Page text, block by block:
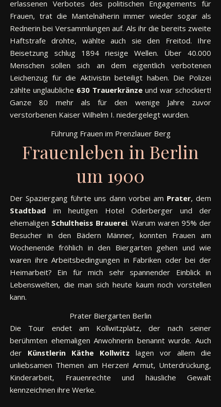
erlassenen Verbotes des politischen Engagements für
Frauen, trat die Mantelnäherin immer wieder sogar als
Rednerin bei Versammlungen auf. Als ihr die bereits zweite
Haftstrafe drohte, wählte auch sie den Freitod. Ihre
Beisetzung schlug 1894 riesige Wellen. Über 40.000
Menschen sollen sich an dem eigentlich verbotenen
Leichenzug für die Aktivistin beteiligt haben. Die Polizei
zählte unglaubliche 630 Trauerkränze und war schockiert!
Ganze 80 mehr als für den wenige Jahre zuvor
verstorbenen Kaiser Wilhelm I. niedergelegt wurden.
Führung Frauen im Prenzlauer Berg
Frauenleben in Berlin
um 1900
Der Spaziergang führte uns dann vorbei am Prater, dem
Stadtbad im heutigen Hotel Oderberger und der
ehemaligen Schultheiss Brauerei. Warum waren 95% der
Besucher in den Bädern Männer, konnten Frauen am
Wochenende fröhlich in den Biergarten gehen und wie
waren ihre Arbeitsbedingungen in Fabriken oder bei der
Heimarbeit? Ein für mich sehr spannender Einblick in
Lebenswelten, die man sich heute kaum noch vorstellen
kann.
Prater Biergarten Berlin
Die Tour endet am Kollwitzplatz, der nach seiner
berühmten ehemaligen Anwohnerin benannt wurde. Auch
der Künstlerin Käthe Kollwitz lagen vor allem die
unliebsamen Themen am Herzen! Armut, Unterdrückung,
Kinderarbeit, Frauenrechte und häusliche Gewalt
kennzeichnen ihre Werke.